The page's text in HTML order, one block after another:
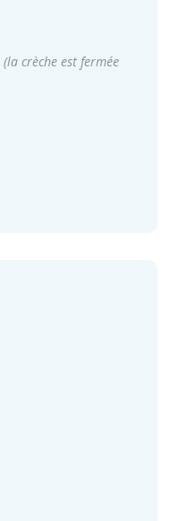
(la crèche est fermée